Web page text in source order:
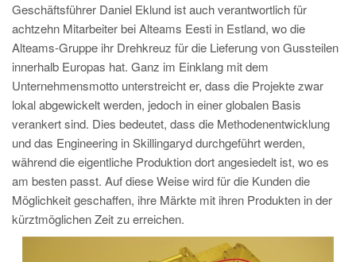
Geschäftsführer Daniel Eklund ist auch verantwortlich für
achtzehn Mitarbeiter bei Alteams Eesti in Estland, wo die
Alteams-Gruppe ihr Drehkreuz für die Lieferung von Gussteilen
innerhalb Europas hat. Ganz im Einklang mit dem
Unternehmensmotto unterstreicht er, dass die Projekte zwar
lokal abgewickelt werden, jedoch in einer globalen Basis
verankert sind. Dies bedeutet, dass die Methodenentwicklung
und das Engineering in Skillingaryd durchgeführt werden,
während die eigentliche Produktion dort angesiedelt ist, wo es
am besten passt. Auf diese Weise wird für die Kunden die
Möglichkeit geschaffen, ihre Märkte mit ihren Produkten in der
kürztmöglichen Zeit zu erreichen.